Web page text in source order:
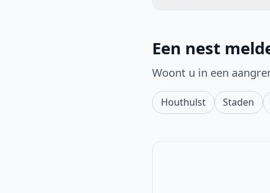
Een nest
Woont u in een
Houthulst Staden